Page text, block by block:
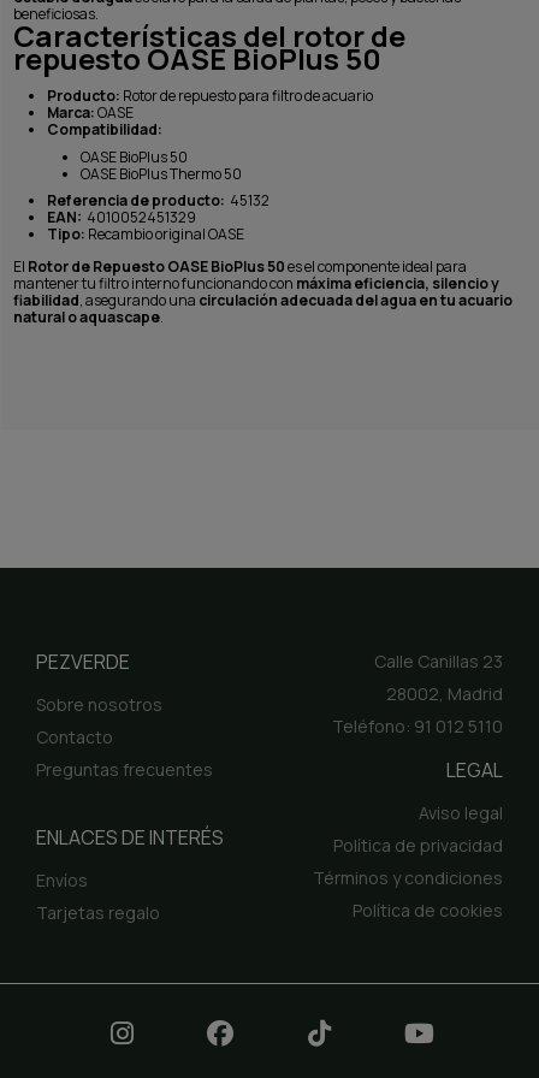
beneficiosas.
Características del rotor de
repuesto OASE BioPlus 50
Producto: Rotor de repuesto para filtro de acuario
Marca:OASE
Compatibilidad:
OASE BioPlus 50
OASE BioPlus Thermo 50
Referencia de producto: 45132
EAN: 4010052451329
Tipo: Recambio original OASE
El Rotor de Repuesto OASE BioPlus 50es el componente ideal para
mantener tu filtro interno funcionando con máxima eficiencia, silencio y
fiabilidad, asegurando una circulación adecuada del agua en tu acuario
natural o aquascape.
PEZVERDE
Sobre nosotros
Contacto
Preguntas frecuentes
ENLACES DE INTERÉS
Envíos
Tarjetas regalo
Calle Canillas 23
28002, Madrid
Teléfono: 91 012 5110
LEGAL
Aviso legal
Política de privacidad
Términos y condiciones
Política de cookies